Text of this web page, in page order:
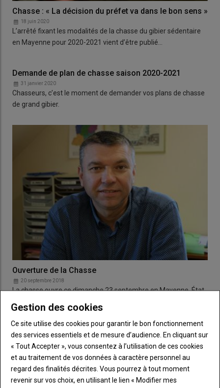
Chasse : « La décision du préfet va dans le bon sens »
18 juin 2020
L’arrêté fixant les modalités de la chasse du gibier sédentaire
en Mayenne pour 2020-2021 vient d’être publié…
Demande de plan de chasse saison 2020-2021
31 janvier 2020
Chasseurs, c’est le moment de demander vos plans de chasse
de grand gibier.
Ouverture de la Chasse
20 septembre 2018
La chasse ouvre ce dimanche 23 septembre en Mayenne. État
LES PLUS LUS
L'élite du tracto-cross s'invite à Terre en Fête
Gestion des cookies
Ce site utilise des cookies pour garantir le bon fonctionnement
des services essentiels et de mesure d’audience. En cliquant sur
« Tout Accepter », vous consentez à l’utilisation de ces cookies
et au traitement de vos données à caractère personnel au
regard des finalités décrites. Vous pourrez à tout moment
revenir sur vos choix, en utilisant le lien « Modifier mes